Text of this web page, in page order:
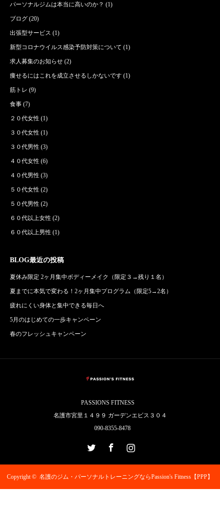
パーソナルジムは本当に高いのか？ (1)
ブログ (20)
出張型サービス (1)
新型コロナウイルス感染予防対策について (1)
求人募集のお知らせ (2)
痩せるにはこれを成立させるしかないです (1)
筋トレ (9)
食事 (7)
２０代女性 (1)
３０代女性 (1)
３０代男性 (3)
４０代女性 (6)
４０代男性 (3)
５０代女性 (2)
５０代男性 (2)
６０代以上女性 (2)
６０代以上男性 (1)
BLOG最近の投稿
夏休み限定 2ヶ月集中ボディーメイク（限定３→残り１名）
夏までに本気で変わる！2ヶ月集中プログラム（限定5→2名）
疲れにくい身体と集中できる毎日へ
5月のはじめての一歩キャンペーン
春のフレッシュキャンペーン
PASSIONS FITNESS
名護市宮里１４９９ ガーデンエビス３０４
090-8355-8478
Copyright © 名護のジム・パーソナルトレーニングならPassion's Fitness【PPP】